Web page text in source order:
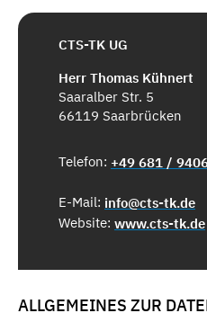
CTS-TK UG
Herr Thomas Kühnert
Saaralber Str. 5
66119 Saarbrücken
Telefon: +49 681 /
E-Mail: info@cts-tk.de
Website: www.cts-tk.de
ALLGEMEINES ZUR